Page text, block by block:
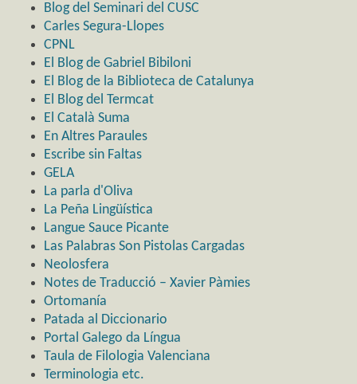
Blog del Seminari del CUSC
Carles Segura-Llopes
CPNL
El Blog de Gabriel Bibiloni
El Blog de la Biblioteca de Catalunya
El Blog del Termcat
El Català Suma
En Altres Paraules
Escribe sin Faltas
GELA
La parla d'Oliva
La Peña Lingüística
Langue Sauce Picante
Las Palabras Son Pistolas Cargadas
Neolosfera
Notes de Traducció – Xavier Pàmies
Ortomanía
Patada al Diccionario
Portal Galego da Língua
Taula de Filologia Valenciana
Terminologia etc.